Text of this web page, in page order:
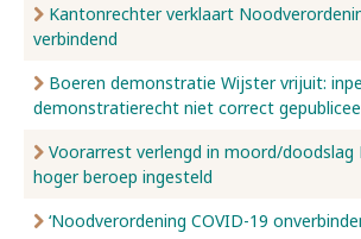
Kantonrechter verklaart
verbindend
Boeren demonstratie Wijster vrijuit:
demonstratierecht niet correct
Voorarrest verlengd in moord/doodslag
hoger beroep ingesteld
‘Noodverordening COVID-19